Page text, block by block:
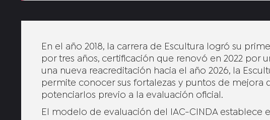
En el año 2018, la carrera de Escultura logró su
por tres años, certificación que renovó en 2022 por
una nueva reacreditación hacia el año 2026, la
permite conocer sus fortalezas y puntos de mejora
potenciarlos previo a la evaluación oficial.
El modelo de evaluación del IAC-CINDA establece